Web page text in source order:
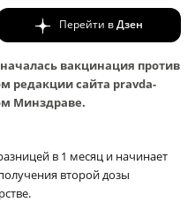
Перейти вДзен
вакцинация против
редакции сайта pravda-
Минздраве.
в 1 месяц и начинает
второй дозы